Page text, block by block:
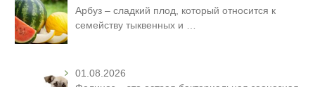
Арбуз – сладкий плод, который относится к
семейству тыквенных и
01.08.2026